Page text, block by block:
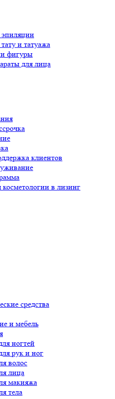
и татуажа
фигуры
для лица
клиентов
в лизинг
средства
и мебель
ногтей
рук и ног
волос
лица
макияжа
тела